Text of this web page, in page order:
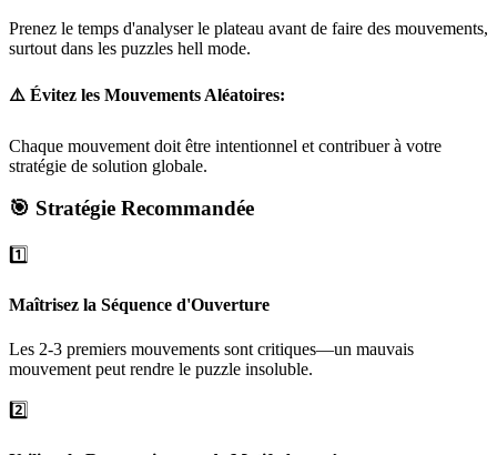
Prenez le temps d'analyser le plateau avant de faire des mouvements,
surtout dans les puzzles hell mode.
⚠️ Évitez les Mouvements Aléatoires:
Chaque mouvement doit être intentionnel et contribuer à votre
stratégie de solution globale.
🎯 Stratégie Recommandée
1️⃣
Maîtrisez la Séquence d'Ouverture
Les 2-3 premiers mouvements sont critiques—un mauvais
mouvement peut rendre le puzzle insoluble.
2️⃣